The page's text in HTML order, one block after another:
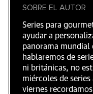
SOBRE EL AUTOR
Series para
ayudar a
panorama mundial
hablaremos de
ni británicas, no
miércoles de
viernes